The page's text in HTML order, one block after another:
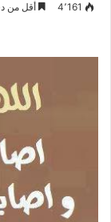
4٬161 أقل من